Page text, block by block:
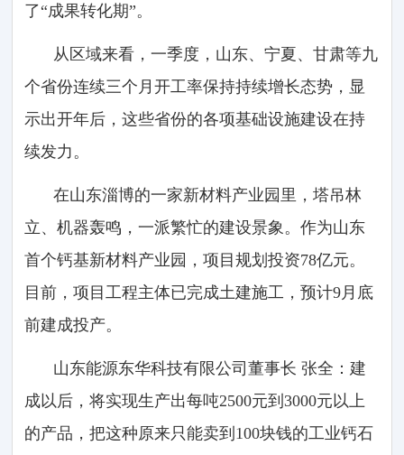
了“成果转化期”。
从区域来看，一季度，山东、宁夏、甘肃等九
个省份连续三个月开工率保持持续增长态势，显
示出开年后，这些省份的各项基础设施建设在持
续发力。
在山东淄博的一家新材料产业园里，塔吊林
立、机器轰鸣，一派繁忙的建设景象。作为山东
首个钙基新材料产业园，项目规划投资78亿元。
目前，项目工程主体已完成土建施工，预计9月底
前建成投产。
山东能源东华科技有限公司董事长 张全：建
成以后，将实现生产出每吨2500元到3000元以上
的产品，把这种原来只能卖到100块钱的工业钙石